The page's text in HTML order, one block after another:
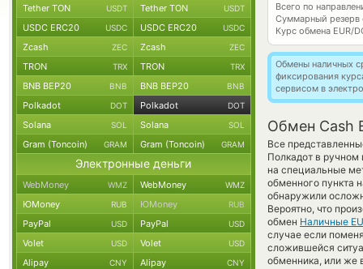
Всего по
Суммарный резерв
Курс обмена EUR/
Обмены наличных
фиксирования
сервисом в
Обмен Cash
Все
Полкадот в ручном
на специальные
обменного пункта
обнаружили
Вероятно, что
обмен Наличные
случае если
сложившейся
обменника, или же
Tether TON USDT Tether TON USDT
USDC ERC20 USDC USDC ERC20 USDC
Zcash ZEC Zcash ZEC
TRON TRX TRON TRX
BNB BEP20 BNB BNB BEP20 BNB
Polkadot DOT Polkadot DOT
Solana SOL Solana SOL
Gram (Toncoin) GRAM Gram (Toncoin) GRAM
Электронные деньги
WebMoney WMZ WebMoney WMZ
ЮMoney RUB ЮMoney RUB
PayPal USD PayPal USD
Volet USD Volet USD
Alipay CNY Alipay CNY